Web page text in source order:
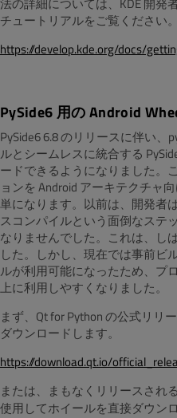
チュートリアルをご覧ください。
https://develop.kde.org/docs/
PySide6 用の Android
PySide6 6.8 のリリースに伴い、
ルとシームレスに統合する
ードできるようになりました。
ョンを Android アーキテクチャ
単になります。以前は、開発者
スコンパイルという面倒なステ
なりませんでした。これは、し
した。しかし、現在では事前ビ
ルが利用可能になったため、プ
上に利用しやすくなりました。
まず、Qt for Python の公式リリ
ダウンロードします。
https://download.qt.io/
または、まもなくリリースされ
使用してホイールを直接ダウン